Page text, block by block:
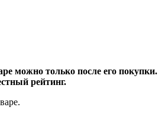
можно только после его покупки.
рейтинг.